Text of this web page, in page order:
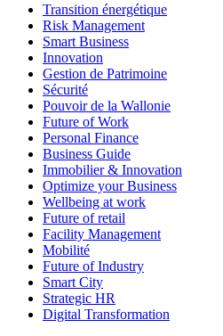
Transition énergétique
Risk Management
Smart Business
Innovation
Gestion de Patrimoine
Sécurité
Pouvoir de la Wallonie
Future of Work
Personal Finance
Business Guide
Immobilier & Innovation
Optimize your Business
Wellbeing at work
Future of retail
Facility Management
Mobilité
Future of Industry
Smart City
Strategic HR
Digital Transformation